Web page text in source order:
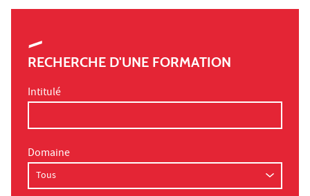
RECHERCHE D'UNE FORMATION
Intitulé
Domaine